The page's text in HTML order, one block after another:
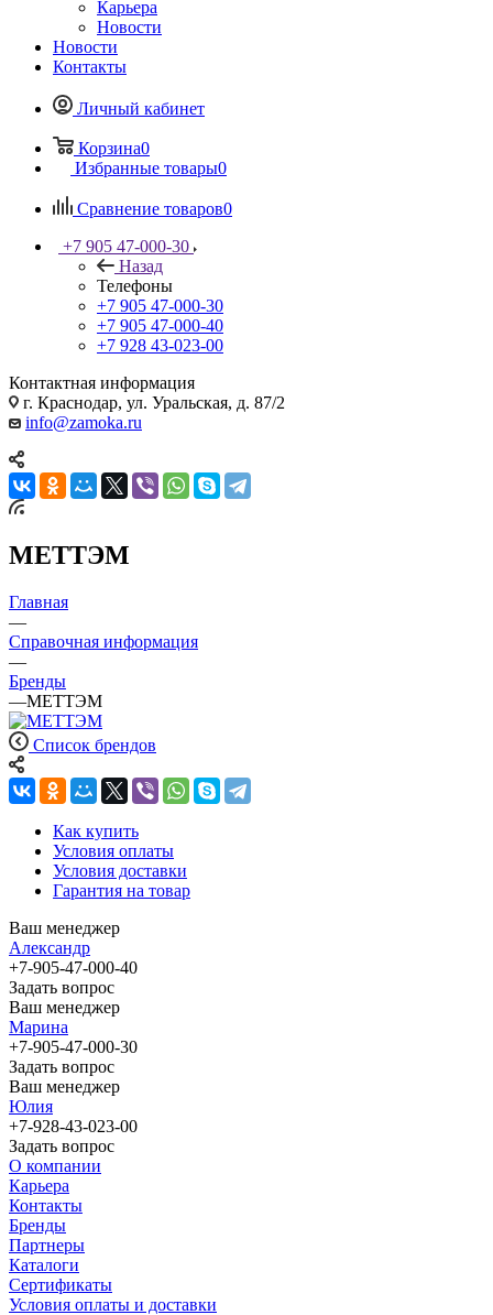
Карьера
Новости
Новости
Контакты
Личный кабинет
Корзина0
Избранные товары0
Сравнение товаров0
+7 905 47-000-30
Назад
Телефоны
+7 905 47-000-30
+7 905 47-000-40
+7 928 43-023-00
Контактная информация
г. Краснодар, ул. Уральская, д. 87/2
info@zamoka.ru
МЕТТЭМ
Главная
—
Справочная информация
—
Бренды
—МЕТТЭМ
Список брендов
Как купить
Условия оплаты
Условия доставки
Гарантия на товар
Ваш менеджер
Александр
+7-905-47-000-40
Задать вопрос
Ваш менеджер
Марина
+7-905-47-000-30
Задать вопрос
Ваш менеджер
Юлия
+7-928-43-023-00
Задать вопрос
О компании
Карьера
Контакты
Бренды
Партнеры
Каталоги
Сертификаты
Условия оплаты и доставки